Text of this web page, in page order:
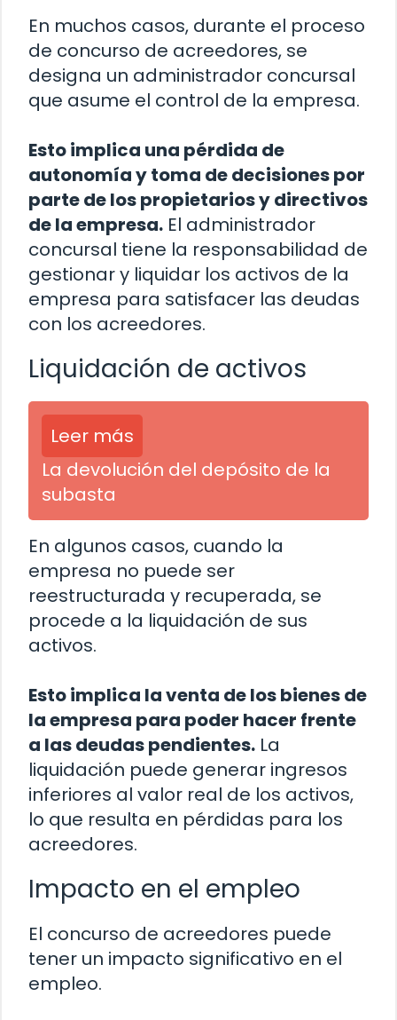
En muchos casos, durante el proceso
de concurso de acreedores, se
designa un administrador concursal
que asume el control de la empresa.
Esto implica una pérdida de
autonomía y toma de decisiones por
parte de los propietarios y directivos
de la empresa. El administrador
concursal tiene la responsabilidad de
gestionar y liquidar los activos de la
empresa para satisfacer las deudas
con los acreedores.
Liquidación de activos
Leer más
La devolución del depósito de la
subasta
En algunos casos, cuando la
empresa no puede ser
reestructurada y recuperada, se
procede a la liquidación de sus
activos.
Esto implica la venta de los bienes de
la empresa para poder hacer frente
a las deudas pendientes. La
liquidación puede generar ingresos
inferiores al valor real de los activos,
lo que resulta en pérdidas para los
acreedores.
Impacto en el empleo
El concurso de acreedores puede
tener un impacto significativo en el
empleo.